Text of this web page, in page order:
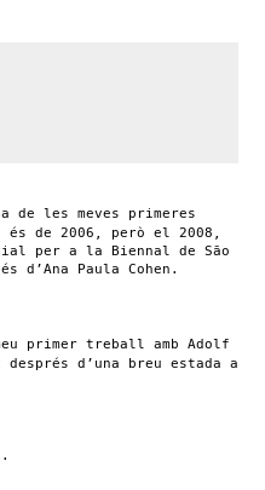
de les meves primeres
és de 2006, però el 2008,
per a la Biennal de São
d’Ana Paula Cohen.
primer treball amb Adolf
d’una breu estada a